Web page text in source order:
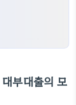
부대출의 모